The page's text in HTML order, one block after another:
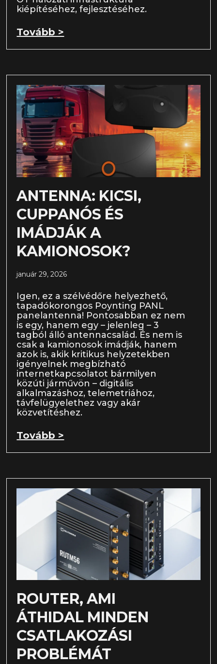
kiépítéséhez, fejlesztéséhez.
Tovább >
ANTENNA: KICSI,
CUPPANÓS ÉS
IMÁDJÁK A
KAMIONOSOK?
január 29, 2026
Igen, ez a szélvédőre helyezhető,
tapadókorongos Poynting PANL
panelantenna! Pontosabban ez nem
is egy, hanem egy – jelenleg – 3
tagból álló antennacsalád. És nem is
csak a kamionosok imádják, hanem
azok is, akik kritikus helyzetekben
igényelnek megbízható
internetkapcsolatot bármilyen
közúti járművön – digitális
alkalmazáshoz, telemetriához,
távfelügyelethez vagy akár
közvetítéshez.
Tovább >
ROUTER, AMI
ÁTHIDAL MINDEN
CSATLAKOZÁSI
PROBLÉMÁT